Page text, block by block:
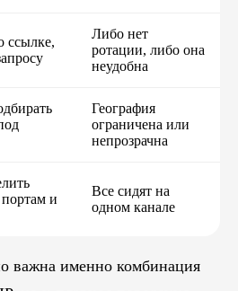
ссылке,
Либо нет
ротации, либо она
неудобна
География
ограничена или
непрозрачна
портам и
Все сидят на
одном канале
важна именно комбинация